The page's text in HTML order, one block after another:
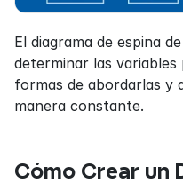
El diagrama de espina
determinar las
formas de abordarlas y
manera constante.
Cómo Crear un